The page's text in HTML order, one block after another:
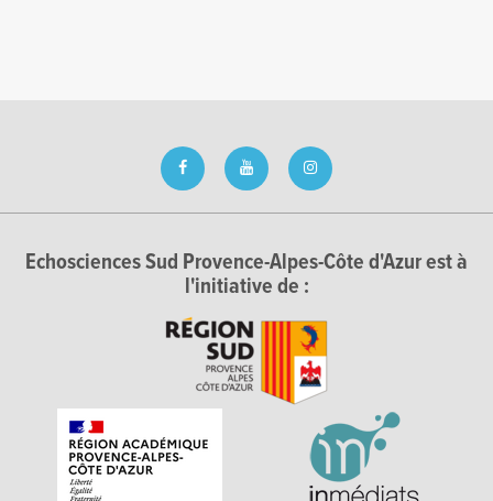
Echosciences Sud Provence-Alpes-Côte d'Azur est à
l'initiative de :